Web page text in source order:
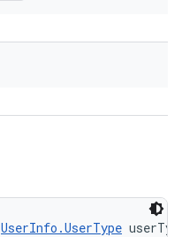
UserInfo.UserType